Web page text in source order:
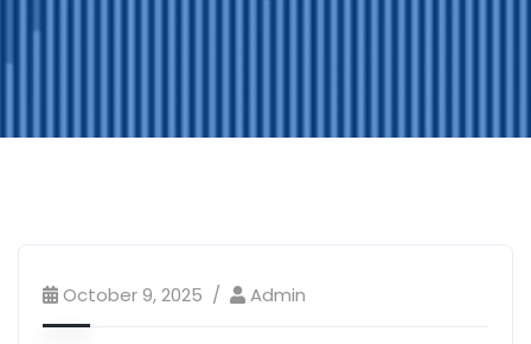
October 9, 2025 Admin